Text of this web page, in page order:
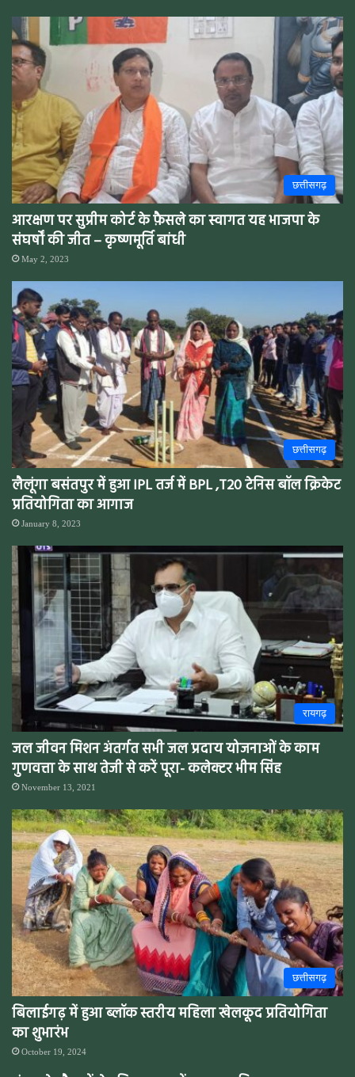
छत्तीसगढ़
आरक्षण पर सुप्रीम कोर्ट के फ़ैसले का स्वागत यह भाजपा के
संघर्षों की जीत – कृष्णमूर्ति बांधी
May 2, 2023
छत्तीसगढ़
लैलूंगा बसंतपुर में हुआ IPL तर्ज में BPL ,T20 टेनिस बॉल क्रिकेट
प्रतियोगिता का आगाज
January 8, 2023
रायगढ़
जल जीवन मिशन अंतर्गत सभी जल प्रदाय योजनाओं के काम
गुणवत्ता के साथ तेजी से करें पूरा- कलेक्टर भीम सिंह
November 13, 2021
छत्तीसगढ़
बिलाईगढ़ में हुआ ब्लॉक स्तरीय महिला खेलकूद प्रतियोगिता
का शुभारंभ
October 19, 2024